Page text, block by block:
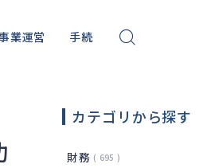
業運営
情報漏洩・サイバー
業再編
手続
対応
カテゴリから探す
財務 695